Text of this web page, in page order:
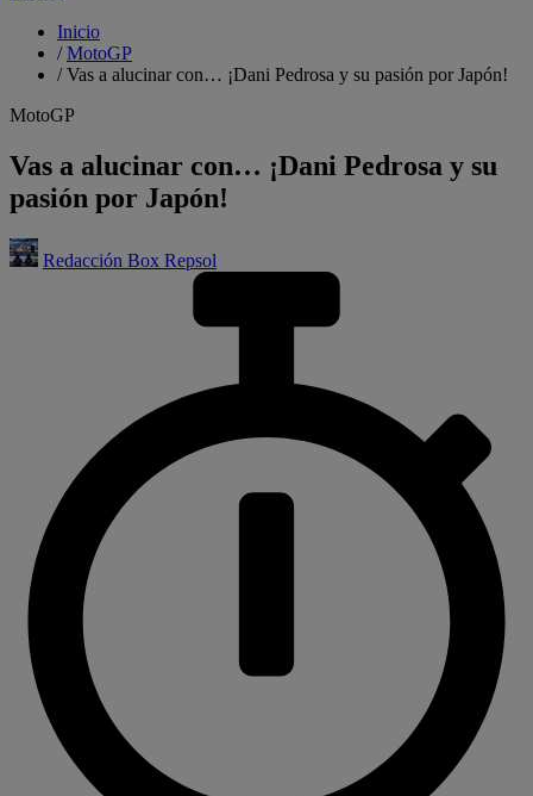
Inicio
/MotoGP
/Vas a alucinar con… ¡Dani Pedrosa y su pasión por Japón!
MotoGP
Vas a alucinar con… ¡Dani Pedrosa y su
pasión por Japón!
Redacción Box Repsol